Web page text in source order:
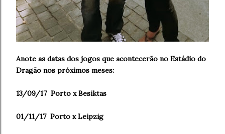
Anote as datas dos jogos que acontecerão no Estádio do
Dragão nos próximos meses:
13/09/17 Porto x Besiktas
01/11/17 Porto x Leipzig